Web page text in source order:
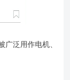
广泛用作电机、